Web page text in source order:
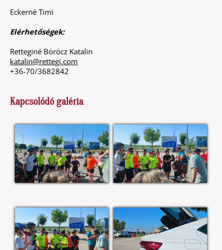
Eckerné Timi
Elérhetőségek:
Retteginé Böröcz Katalin
katalin@rettegi.com
+36-70/3682842
Kapcsolódó galéria